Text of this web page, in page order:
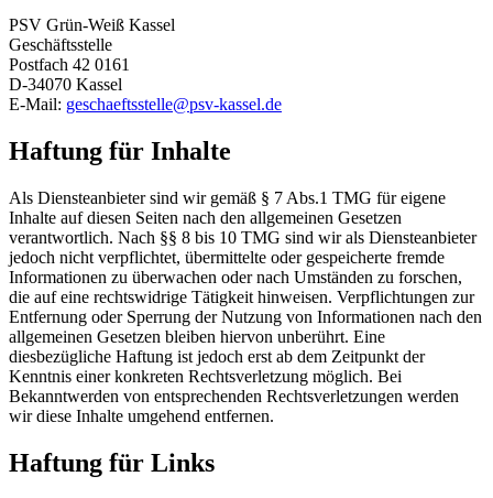
PSV Grün-Weiß Kassel
Geschäftsstelle
Postfach 42 0161
D-34070 Kassel
E-Mail: geschaeftsstelle@psv-kassel.de
Haftung für Inhalte
Als Diensteanbieter sind wir gemäß § 7 Abs.1 TMG für eigene
Inhalte auf diesen Seiten nach den allgemeinen Gesetzen
verantwortlich. Nach §§ 8 bis 10 TMG sind wir als Diensteanbieter
jedoch nicht verpflichtet, übermittelte oder gespeicherte fremde
Informationen zu überwachen oder nach Umständen zu forschen,
die auf eine rechtswidrige Tätigkeit hinweisen. Verpflichtungen zur
Entfernung oder Sperrung der Nutzung von Informationen nach den
allgemeinen Gesetzen bleiben hiervon unberührt. Eine
diesbezügliche Haftung ist jedoch erst ab dem Zeitpunkt der
Kenntnis einer konkreten Rechtsverletzung möglich. Bei
Bekanntwerden von entsprechenden Rechtsverletzungen werden
wir diese Inhalte umgehend entfernen.
Haftung für Links